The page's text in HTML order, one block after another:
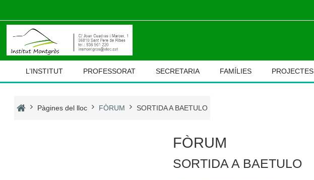
L’INSTITUT PROFESSORAT SECRETARIA FAMÍLIES PROJECTES
Pàgines del lloc FÒRUM SORTIDA A BAETULO
FÒRUM
SORTIDA A BAETULO